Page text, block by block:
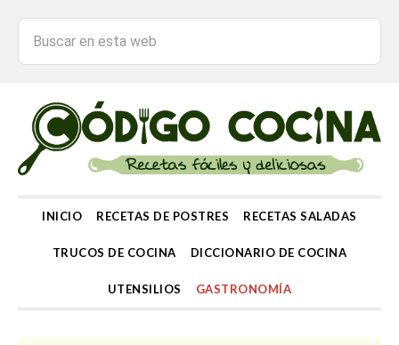
INICIO RECETAS DE POSTRES RECETAS SALADAS
TRUCOS DE COCINA DICCIONARIO DE COCINA
UTENSILIOS GASTRONOMÍA